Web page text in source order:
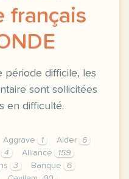
français
période difficile, les
sont sollicitées
en difficulté.
Aggrave 1 Aider
6
4 Alliance
159
3 Banque
6